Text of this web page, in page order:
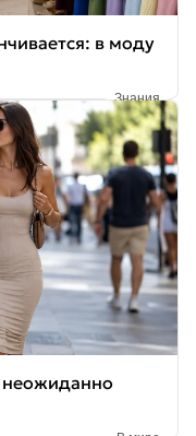
в моду
Знания
неожиданно